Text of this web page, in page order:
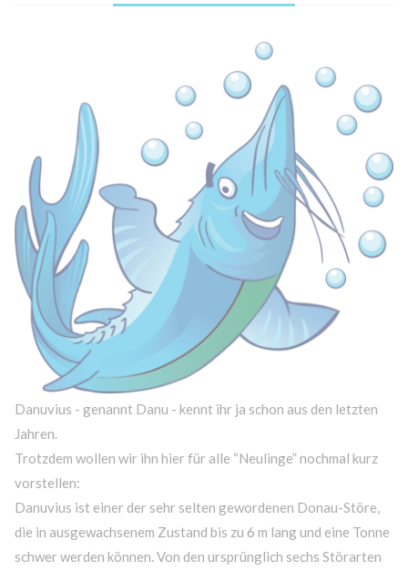
Danuvius - genannt Danu - kennt ihr ja schon aus den letzten
Jahren.
Trotzdem wollen wir ihn hier für alle “Neulinge” nochmal kurz
vorstellen:
Danuvius ist einer der sehr selten gewordenen Donau-Störe,
die in ausgewachsenem Zustand bis zu 6 m lang und eine Tonne
schwer werden können. Von den ursprünglich sechs Störarten